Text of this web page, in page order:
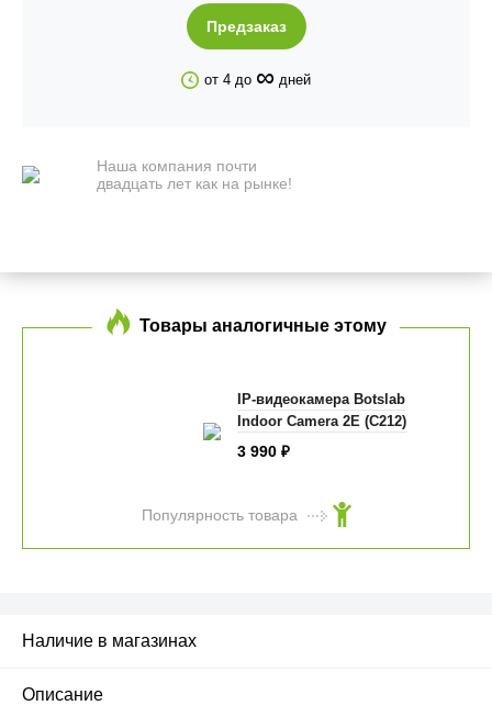
Предзаказ
от 4 до ∞ дней
Наша компания почти
двадцать лет как на рынке!
Товары аналогичные этому
IP-видеокамера Botslab
Indoor Camera 2E (C212)
3 990 ₽
Популярность товара
Наличие в магазинах
Описание